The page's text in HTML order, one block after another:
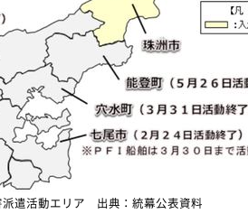
派遣活動エリア 出典：統幕公表資料